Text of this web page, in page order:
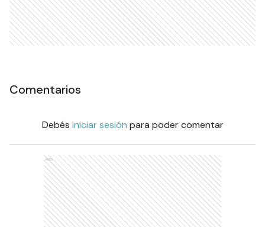
Comentarios
Debés iniciar sesión para poder comentar
Ads